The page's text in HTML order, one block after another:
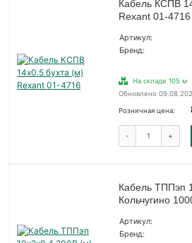
Кабель КСПВ
Rexant 01-4716
Артикул:
Бренд:
На складе 105 м
Обновлено
Розничная цена:
- +
Кабель ТППэп
Кольчугино
Артикул:
Бренд: